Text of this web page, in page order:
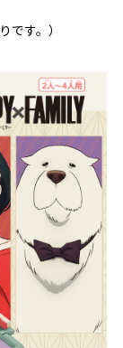
です。）